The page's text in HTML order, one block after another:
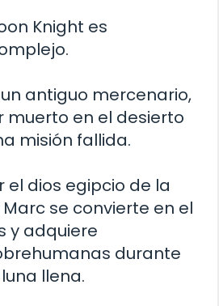
Knight es
antiguo mercenario,
muerto en el desierto
misión fallida.
el dios egipcio de la
Marc se convierte en el
y adquiere
durante
llena.